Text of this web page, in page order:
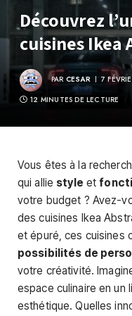
Découvrez
cuisines Ikea
PAR CESAR 7
12 MINUTES DE LECTURE
Vous êtes à la
qui allie style et
votre budget ? Avez-
des cuisines Ikea
et épuré, ces cuisines
possibilités de
votre créativité.
espace culinaire en un
esthétique. Quelles